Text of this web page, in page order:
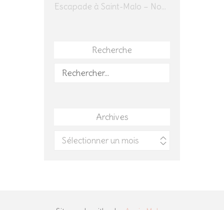
Escapade à Saint-Malo – Novembre 2025 – Jour 1
Recherche
Rechercher :
Archives
Archives